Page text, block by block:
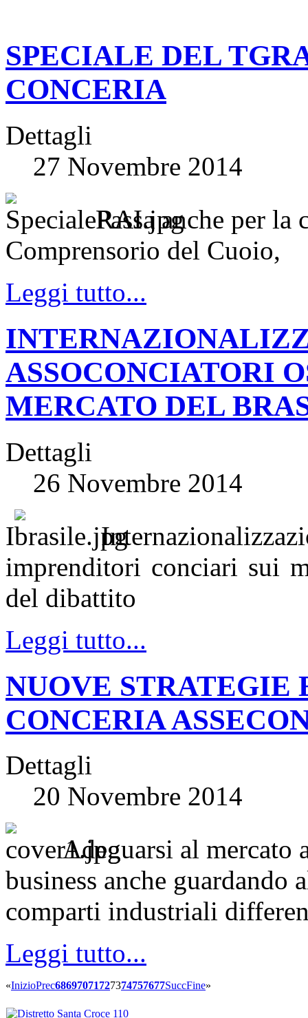
SPECIALE DEL
CONCERIA
Dettagli
27 Novembre 2014
Passa anche per
Comprensorio del Cuoio,
Leggi tutto...
ASSOCONCIATORI
MERCATO DEL
Dettagli
26 Novembre 2014
I
imprenditori conciari sui
del dibattito
Leggi tutto...
NUOVE
CONCERIA
Dettagli
20 Novembre 2014
Adeguarsi al
business anche guardando
comparti industriali
Leggi tutto...
«InizioPrec68697071727374757677SuccFine»